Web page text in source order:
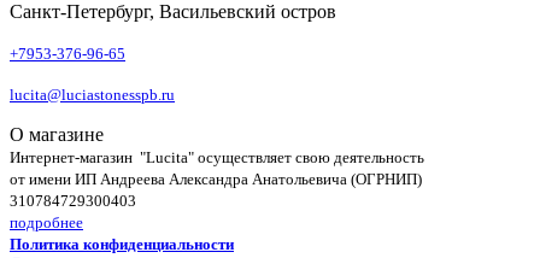
Санкт-Петербург, Васильевский остров
+7953-376-96-65
lucita@luciastonesspb.ru
О магазине
Интернет-магазин "Lucita" осуществляет свою деятельность
от имени ИП Андреева Александра Анатольевича (ОГРНИП)
310784729300403
подробнее
Политика конфиденциальности